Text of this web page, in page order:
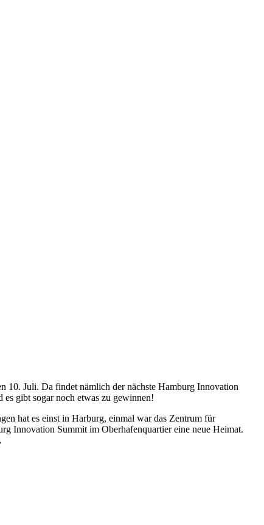
10. Juli. Da findet nämlich der nächste Hamburg Innovation
gibt sogar noch etwas zu gewinnen!
hat es einst in Harburg, einmal war das Zentrum für
Innovation Summit im Oberhafenquartier eine neue Heimat.